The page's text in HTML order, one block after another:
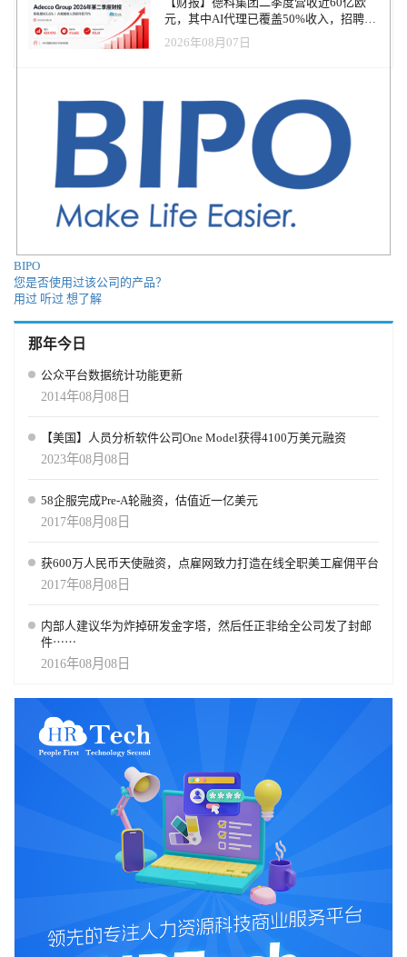
元，其中AI代理已覆盖50%收入，招聘服
务进入运营重构阶段
2026年08月07日
BIPO
您是否使用过该公司的产品？
用过 听过 想了解
那年今日
公众平台数据统计功能更新
2014年08月08日
【美国】人员分析软件公司One Model获得4100万美元融资
2023年08月08日
58企服完成Pre-A轮融资，估值近一亿美元
2017年08月08日
获600万人民币天使融资，点雇网致力打造在线全职美工雇佣平台
2017年08月08日
内部人建议华为炸掉研发金字塔，然后任正非给全公司发了封邮
件⋯⋯
2016年08月08日